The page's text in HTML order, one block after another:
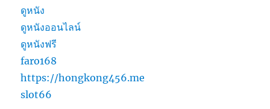
ดูหนัง
ดูหนังออนไลน์
ดูหนังฟรี
faro168
https://hongkong456.me
slot66